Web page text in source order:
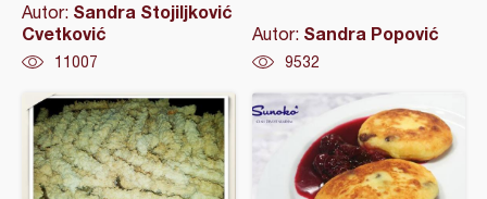
Autor: Sandra Stojiljković
Cvetković
11007
Autor: Sandra Popović
9532